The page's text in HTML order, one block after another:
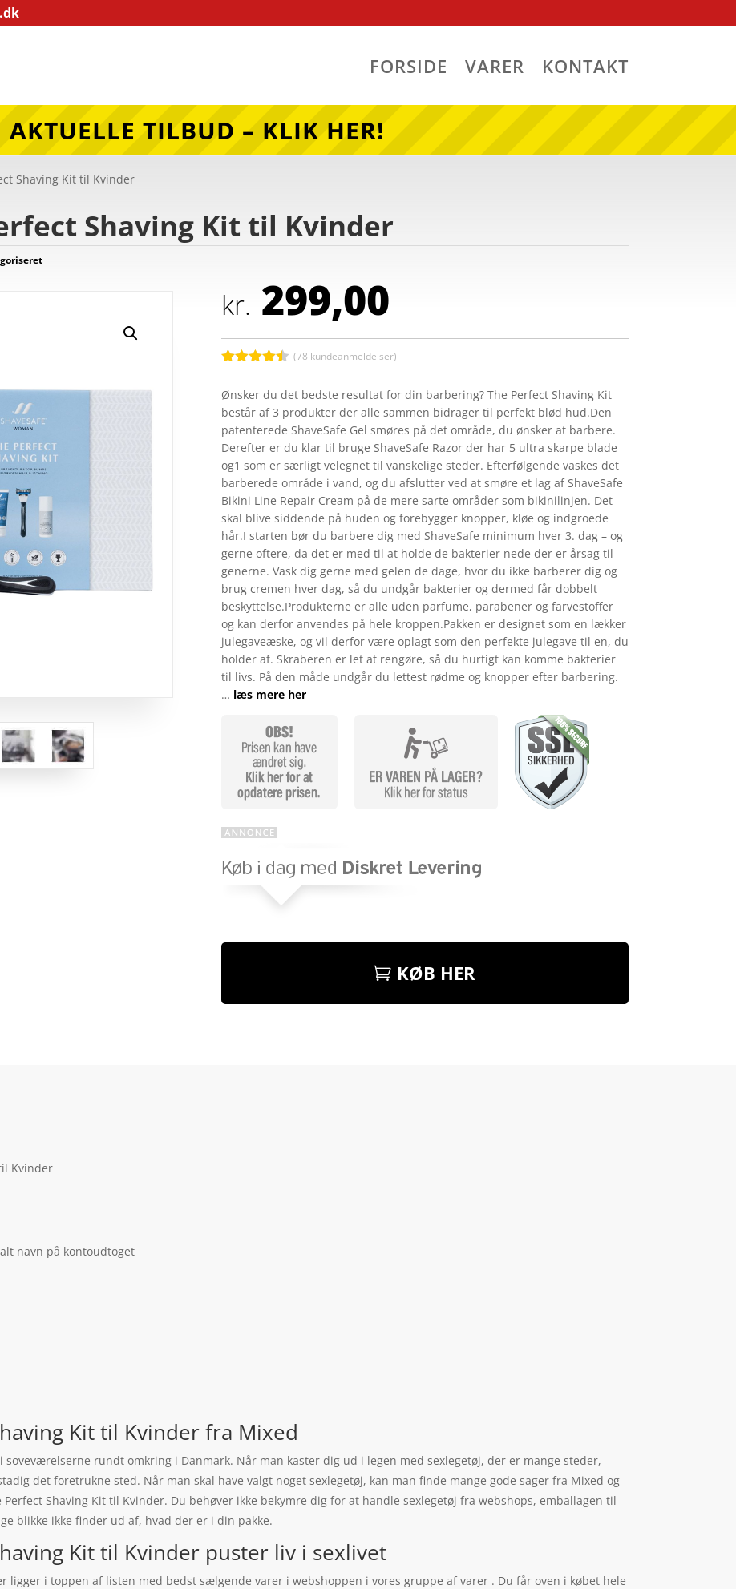
FORSIDE VARER KONTAKT
AKTUELLE TILBUD – KLIK HER!
Shaving Kit til Kvinder
Shaving Kit til Kvinder
kr. 299,00
ud af 5
baseret
på
kundebedø
mmelser
(78 kundeanmeldelser)
Ønsker du det bedste resultat for din barbering? The Perfect Shaving Kit
består af 3 produkter der alle sammen bidrager til perfekt blød hud.Den
patenterede ShaveSafe Gel smøres på det område, du ønsker at barbere.
Derefter er du klar til bruge ShaveSafe Razor der har 5 ultra skarpe blade
og1 som er særligt velegnet til vanskelige steder. Efterfølgende vaskes det
barberede område i vand, og du afslutter ved at smøre et lag af ShaveSafe
Bikini Line Repair Cream på de mere sarte områder som bikinilinjen. Det
skal blive siddende på huden og forebygger knopper, kløe og indgroede
hår.I starten bør du barbere dig med ShaveSafe minimum hver 3. dag – og
gerne oftere, da det er med til at holde de bakterier nede der er årsag til
generne. Vask dig gerne med gelen de dage, hvor du ikke barberer dig og
brug cremen hver dag, så du undgår bakterier og dermed får dobbelt
beskyttelse.Produkterne er alle uden parfume, parabener og farvestoffer
og kan derfor anvendes på hele kroppen.Pakken er designet som en lækker
julegaveæske, og vil derfor være oplagt som den perfekte julegave til en, du
holder af. Skraberen er let at rengøre, så du hurtigt kan komme bakterier
til livs. På den måde undgår du lettest rødme og knopper efter barbering.
… læs mere her
KØB HER
Kvinder
navn på kontoudtoget
Kit til Kvinder fra Mixed
rundt omkring i Danmark. Når man kaster dig ud i legen med sexlegetøj, der er mange steder,
det foretrukne sted. Når man skal have valgt noget sexlegetøj, kan man finde mange gode sager fra Mixed og
Shaving Kit til Kvinder. Du behøver ikke bekymre dig for at handle sexlegetøj fra webshops, emballagen til
blikke ikke finder ud af, hvad der er i din pakke.
Kit til Kvinder puster liv i sexlivet
ligger i toppen af listen med bedst sælgende varer i webshoppen i vores gruppe af varer . Du får oven i købet hele